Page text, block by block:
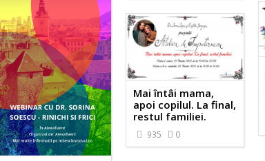
Mai întâi mama,
apoi copilul. La final,
restul familiei.
935 0